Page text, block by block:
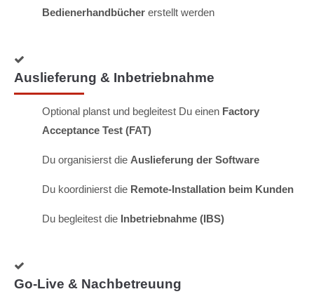
Bedienerhandbücher erstellt werden
Auslieferung & Inbetriebnahme
Optional planst und begleitest Du einen Factory
Acceptance Test (FAT)
Du organisierst die Auslieferung der Software
Du koordinierst die Remote-Installation beim Kunden
Du begleitest die Inbetriebnahme (IBS)
Go-Live & Nachbetreuung